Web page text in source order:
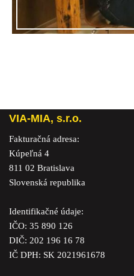
VIA-MIA, s.r.o.
Fakturačná adresa:
Kúpeľná 4
811 02 Bratislava
Slovenská republika
Identifikačné údaje:
IČO: 35 890 126
DIČ: 202 196 16 78
IČ DPH: SK 2021961678